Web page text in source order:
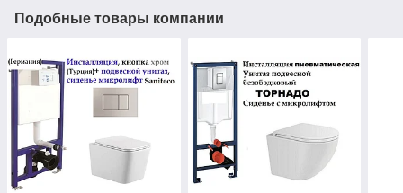
Подобные товары компании